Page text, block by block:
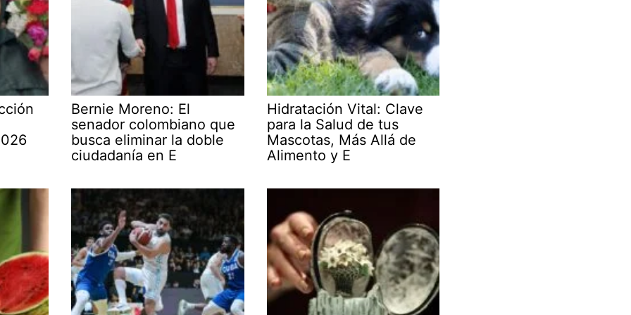
Bernie Moreno: El
senador colombiano que
busca eliminar la doble
ciudadanía en E
Hidratación Vital: Clave
para la Salud de tus
Mascotas, Más Allá de
Alimento y E